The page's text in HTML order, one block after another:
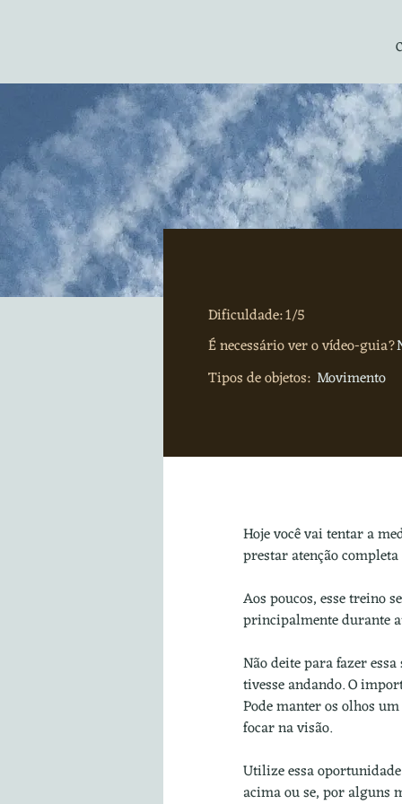
Dificuldade: 1/5
É necessário ver o vídeo-guia?
Tipos de objetos: Movimento
Hoje você vai tentar a
prestar atenção
Aos poucos, esse treino
principalmente durante
Não deite para fazer
tivesse andando. O
Pode manter os olhos
focar na visão.
Utilize essa
acima ou se, por alguns